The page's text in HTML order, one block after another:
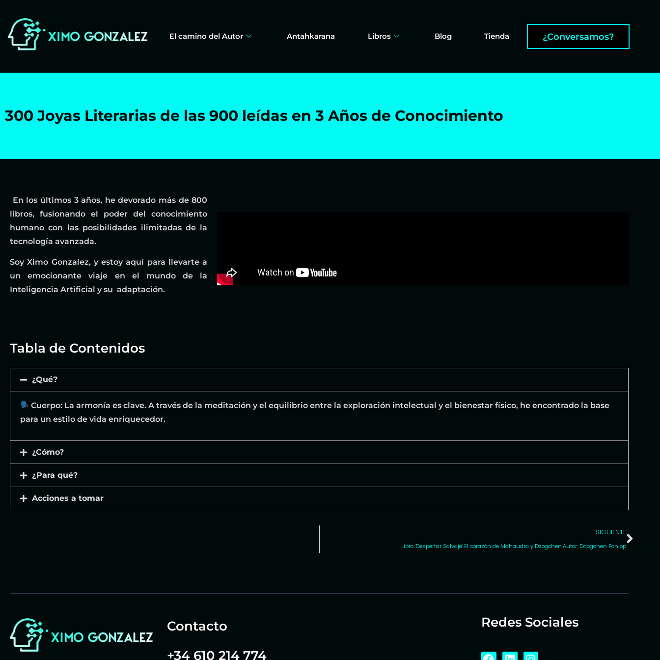
El camino del Autor Antahkarana Libros Blog Tienda ¿Conversamos?
300 Joyas Literarias de las 900 leídas en 3 Años de Conocimiento
En los últimos 3 años, he devorado más de 800
libros, fusionando el poder del conocimiento
humano con las posibilidades ilimitadas de la
tecnología avanzada.
Soy Ximo Gonzalez, y estoy aquí para llevarte a
un emocionante viaje en el mundo de la
Inteligencia Artificial y su adaptación.
Tabla de Contenidos
¿Qué?
Cuerpo: La armonía es clave. A través de la meditación y el equilibrio entre la exploración intelectual y el bienestar físico, he encontrado la base
para un estilo de vida enriquecedor.
¿Cómo?
¿Para qué?
Acciones a tomar
SIGUIENTE
Libro.’Despertar Salvaje’.El corazón de Mahaudra y Dzogchen.Autor: Ddogchen Ponlop
Contacto
+34 610 214 774
Redes Sociales